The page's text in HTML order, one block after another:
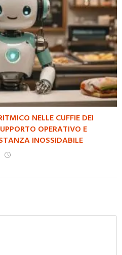
NELLE CUFFIE DEI
OPERATIVO E
INOSSIDABILE